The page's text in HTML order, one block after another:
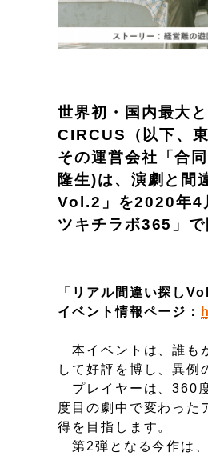
世界初・国内最大
CIRCUS（以下、
その運営会社「合
隆生)は、演劇と間
Vol.2」を2020年4
ツキチラボ365」で
「リアル間違い探し
イベント情報ページ：
本イベントは、誰も
して好評を博し、異例
プレイヤーは、360
度目の劇中で変わった
得を目指します。
第2弾となる今作は、